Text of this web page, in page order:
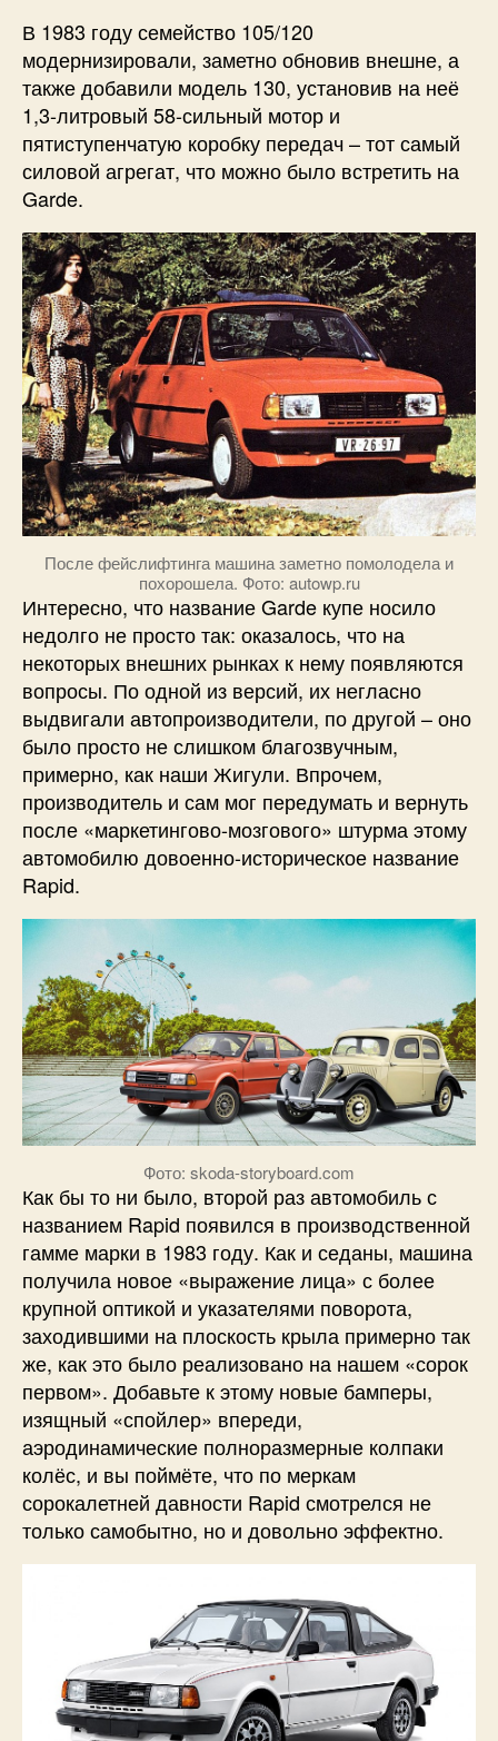
В 1983 году семейство 105/120
модернизировали, заметно обновив внешне, а
также добавили модель 130, установив на неё
1,3-литровый 58-сильный мотор и
пятиступенчатую коробку передач – тот самый
силовой агрегат, что можно было встретить на
Garde.
После фейслифтинга машина заметно помолодела и
похорошела. Фото: autowp.ru
Интересно, что название Garde купе носило
недолго не просто так: оказалось, что на
некоторых внешних рынках к нему появляются
вопросы. По одной из версий, их негласно
выдвигали автопроизводители, по другой – оно
было просто не слишком благозвучным,
примерно, как наши Жигули. Впрочем,
производитель и сам мог передумать и вернуть
после «маркетингово-мозгового» штурма этому
автомобилю довоенно-историческое название
Rapid.
Фото: skoda-storyboard.com
Как бы то ни было, второй раз автомобиль с
названием Rapid появился в производственной
гамме марки в 1983 году. Как и седаны, машина
получила новое «выражение лица» с более
крупной оптикой и указателями поворота,
заходившими на плоскость крыла примерно так
же, как это было реализовано на нашем «сорок
первом». Добавьте к этому новые бамперы,
изящный «спойлер» впереди,
аэродинамические полноразмерные колпаки
колёс, и вы поймёте, что по меркам
сорокалетней давности Rapid смотрелся не
только самобытно, но и довольно эффектно.